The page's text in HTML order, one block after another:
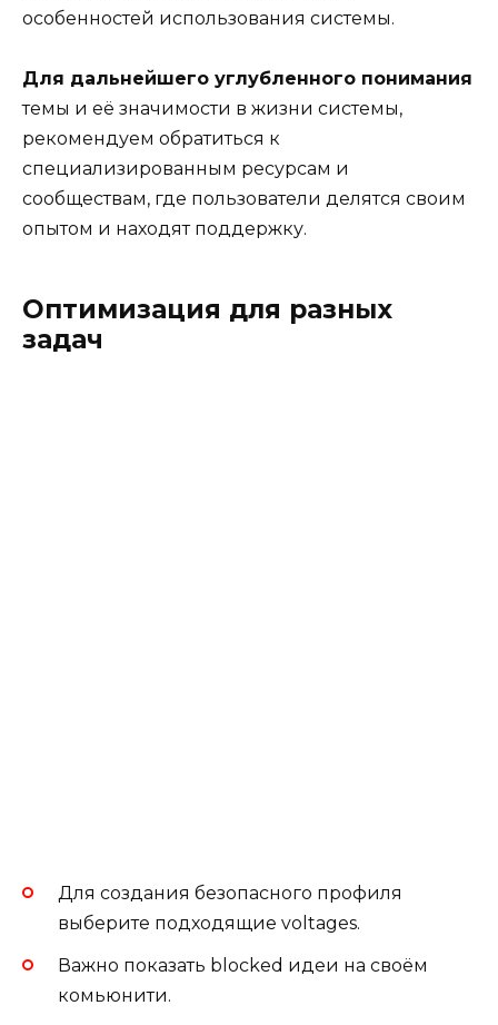
особенностей использования системы.
Для дальнейшего углубленного понимания
темы и её значимости в жизни системы,
рекомендуем обратиться к
специализированным ресурсам и
сообществам, где пользователи делятся своим
опытом и находят поддержку.
Оптимизация для разных
задач
Для создания безопасного профиля
выберите подходящие voltages.
Важно показать blocked идеи на своём
комьюнити.